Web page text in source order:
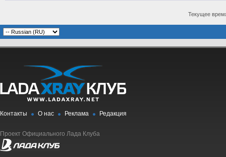
Текущее
Контакты О нас Реклама Редакция
Проект Официального Лада Клуба